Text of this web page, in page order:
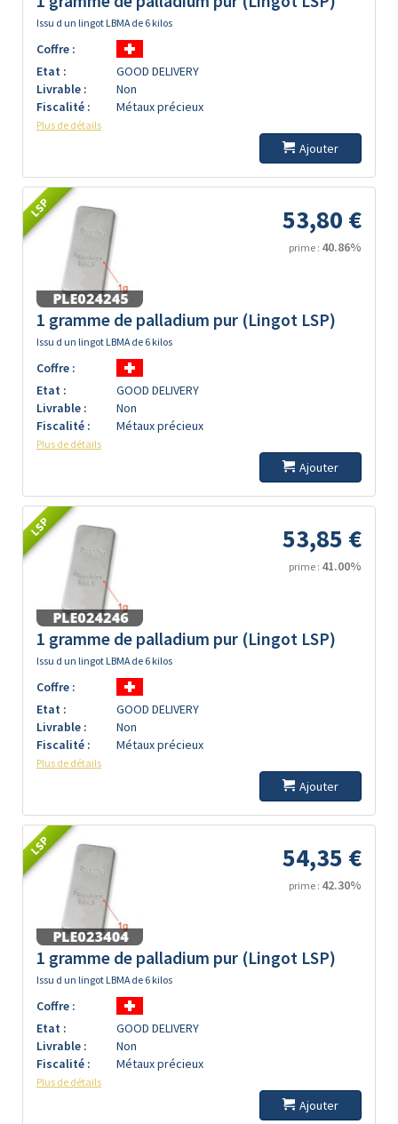
Issu d un lingot LBMA de 6 kilos
Coffre :
Etat :
GOOD DELIVERY
Livrable :
Non
Fiscalité :
Métaux précieux
Plus de détails
Ajouter
LSP 53,80 €
prime : 40.86%
1 gramme de palladium pur (Lingot LSP)
Issu d un lingot LBMA de 6 kilos
Coffre :
Etat :
GOOD DELIVERY
Livrable :
Non
Fiscalité :
Métaux précieux
Plus de détails
Ajouter
LSP 53,85 €
prime : 41.00%
1 gramme de palladium pur (Lingot LSP)
Issu d un lingot LBMA de 6 kilos
Coffre :
Etat :
GOOD DELIVERY
Livrable :
Non
Fiscalité :
Métaux précieux
Plus de détails
Ajouter
LSP 54,35 €
prime : 42.30%
1 gramme de palladium pur (Lingot LSP)
Issu d un lingot LBMA de 6 kilos
Coffre :
Etat :
GOOD DELIVERY
Livrable :
Non
Fiscalité :
Métaux précieux
Plus de détails
Ajouter